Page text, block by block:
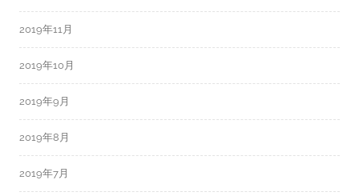
2019年11月
2019年10月
2019年9月
2019年8月
2019年7月